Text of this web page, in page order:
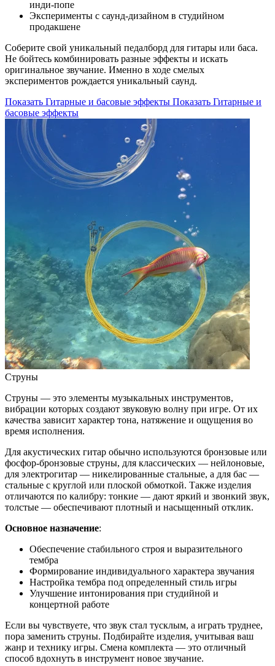
инди-попе
Эксперименты с саунд-дизайном в студийном
продакшене
Соберите свой уникальный педалборд для гитары или баса.
Не бойтесь комбинировать разные эффекты и искать
оригинальное звучание. Именно в ходе смелых
экспериментов рождается уникальный саунд.
Показать Гитарные и басовые эффекты Показать Гитарные и
басовые эффекты
Струны
Струны — это элементы музыкальных инструментов,
вибрации которых создают звуковую волну при игре. От их
качества зависит характер тона, натяжение и ощущения во
время исполнения.
Для акустических гитар обычно используются бронзовые или
фосфор-бронзовые струны, для классических — нейлоновые,
для электрогитар — никелированные стальные, а для бас —
стальные с круглой или плоской обмоткой. Также изделия
отличаются по калибру: тонкие — дают яркий и звонкий звук,
толстые — обеспечивают плотный и насыщенный отклик.
Основное назначение:
Обеспечение стабильного строя и выразительного
тембра
Формирование индивидуального характера звучания
Настройка тембра под определенный стиль игры
Улучшение интонирования при студийной и
концертной работе
Если вы чувствуете, что звук стал тусклым, а играть труднее,
пора заменить струны. Подбирайте изделия, учитывая ваш
жанр и технику игры. Смена комплекта — это отличный
способ вдохнуть в инструмент новое звучание.